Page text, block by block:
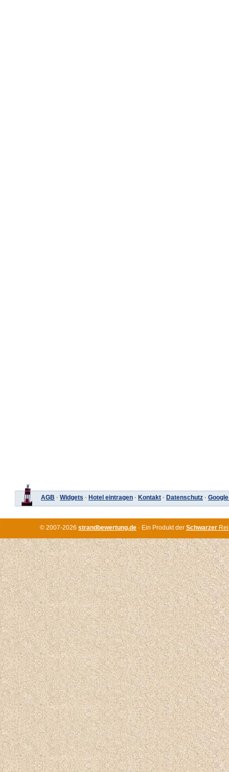
AGB · Widgets · Hotel eintragen · Kontakt · Datenschutz ·
© 2007-2026 strandbewertung.de · Ein Produkt der Schwarzer